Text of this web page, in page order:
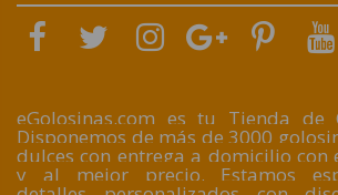
eGolosinas.com es tu Tienda de
Disponemos de más de 3000
dulces con entrega a domicilio con
y al mejor precio. Estamos